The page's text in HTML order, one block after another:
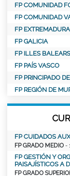
FP COMUNIDAD
FP COMUNIDAD
FP EXTREMADURA
FP GALICIA
FP ILLES BALEARS
FP PAÍS VASCO
FP PRINCIPADO
FP REGIÓN DE
FP CUIDADOS
FP GRADO MEDIO -
FP GESTIÓN Y
PAISAJÍSTICOS A
FP GRADO